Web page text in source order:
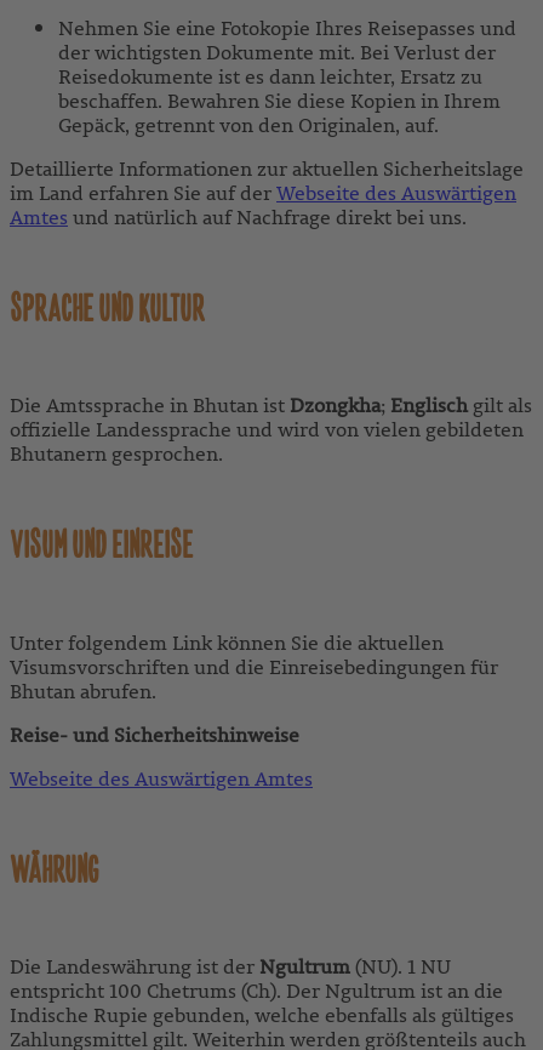
Nehmen Sie eine Fotokopie Ihres Reisepasses und
der wichtigsten Dokumente mit. Bei Verlust der
Reisedokumente ist es dann leichter, Ersatz zu
beschaffen. Bewahren Sie diese Kopien in Ihrem
Gepäck, getrennt von den Originalen, auf.
Detaillierte Informationen zur aktuellen Sicherheitslage
im Land erfahren Sie auf derWebseite des Auswärtigen
Amtes und natürlich auf Nachfrage direkt bei uns.
SPRACHE UND KULTUR
Die Amtssprache in Bhutan ist Dzongkha; Englisch gilt als
offizielle Landessprache und wird von vielen gebildeten
Bhutanern gesprochen.
VISUM UND EINREISE
Unter folgendem Link können Sie die aktuellen
Visumsvorschriften und die Einreisebedingungen für
Bhutan abrufen.
Reise- und Sicherheitshinweise
Webseite des Auswärtigen Amtes
WÄHRUNG
Die Landeswährung ist der Ngultrum(NU). 1 NU
entspricht 100 Chetrums (Ch). Der Ngultrum ist an die
Indische Rupie gebunden, welche ebenfalls als gültiges
Zahlungsmittel gilt. Weiterhin werden größtenteils auch